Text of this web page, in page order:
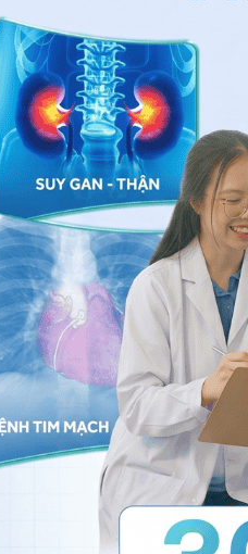
khúc có thể giúp bạn chống bị trầm
dụng rau khúc
dị ứng ở những người bị dị
cỏ phấn hương, cúc tần
thiết là phải luôn an toàn
quan trên nhãn sản
khỏe khác trước khi sử
khúc, phụ thuộc vào một
Tại thời điểm này,
cho
rau khúc
sĩ của bạn tất cả các loại